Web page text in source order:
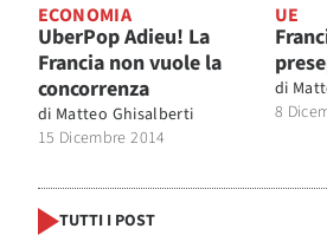
ECONOMIA
UberPop Adieu! La
Francia non vuole la
concorrenza
di Matteo Ghisalberti
15 Dicembre 2014
UE
di
8
TUTTI I POST